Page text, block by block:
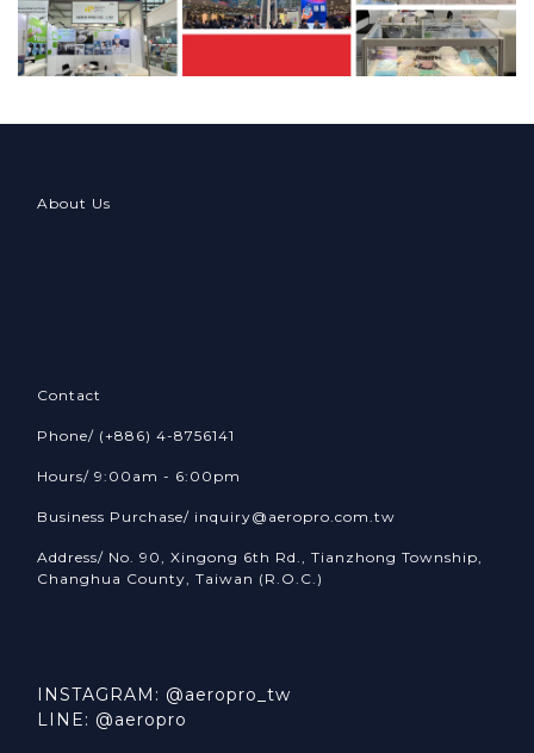
About Us
Contact
Phone/ (+886) 4-8756141
Hours/ 9:00am - 6:00pm
Business Purchase/ inquiry@aeropro.com.tw
Address/ No. 90, Xingong 6th Rd., Tianzhong Township,
Changhua County, Taiwan (R.O.C.)
INSTAGRAM: @aeropro_tw
LINE: @aeropro